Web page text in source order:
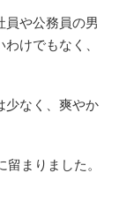
や公務員の男
けでもなく、
少なく、爽やか
まりました。